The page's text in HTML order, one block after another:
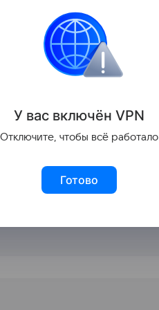
персонажем хоррора
части) и умело
миры. Результат
У вас включён VPN
Отключите, чтобы всё работало
Готово